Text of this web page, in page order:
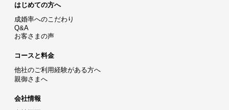
はじめての方へ
成婚率へのこだわり
Q&A
お客さまの声
コースと料金
他社のご利用経験がある方へ
親御さまへ
会社情報